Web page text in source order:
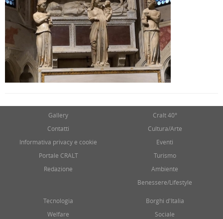
Gallery
Contatti
Informativa privacy e cookie
Portale CRALT
Redazione
Cralt 40°
Cultura/Arte
Eventi
Turismo
Ambiente
Benessere/Lifestyle
Tecnologia
Welfare
Borghi d'Italia
Sociale